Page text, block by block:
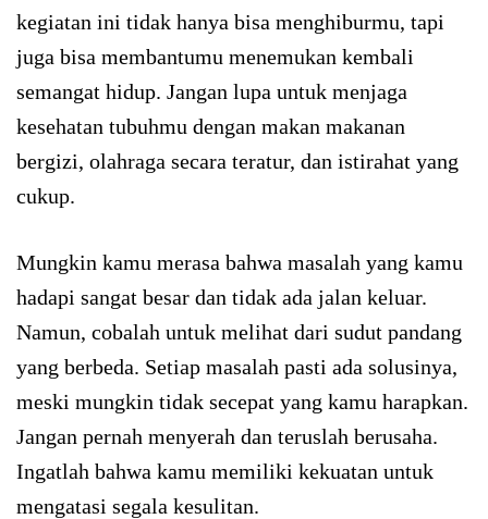
kegiatan ini tidak hanya bisa menghiburmu, tapi
juga bisa membantumu menemukan kembali
semangat hidup. Jangan lupa untuk menjaga
kesehatan tubuhmu dengan makan makanan
bergizi, olahraga secara teratur, dan istirahat yang
cukup.
Mungkin kamu merasa bahwa masalah yang kamu
hadapi sangat besar dan tidak ada jalan keluar.
Namun, cobalah untuk melihat dari sudut pandang
yang berbeda. Setiap masalah pasti ada solusinya,
meski mungkin tidak secepat yang kamu harapkan.
Jangan pernah menyerah dan teruslah berusaha.
Ingatlah bahwa kamu memiliki kekuatan untuk
mengatasi segala kesulitan.